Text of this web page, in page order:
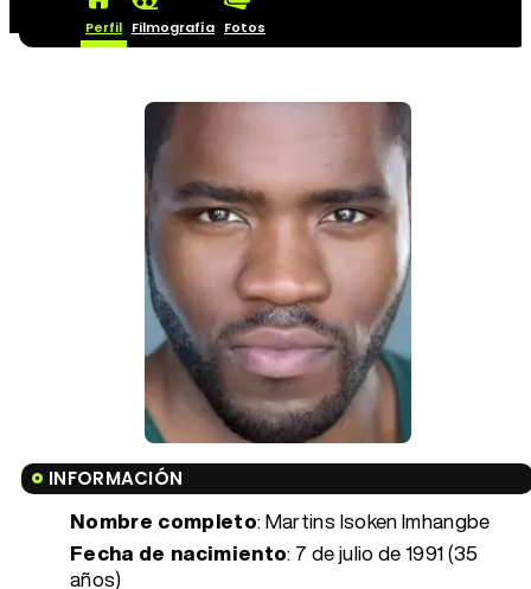
Perfil Filmografía Fotos
INFORMACIÓN
Nombre completo: Martins Isoken Imhangbe
Fecha de nacimiento: 7 de julio de 1991 (35
años)